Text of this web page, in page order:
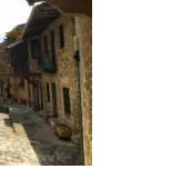
2026;
de